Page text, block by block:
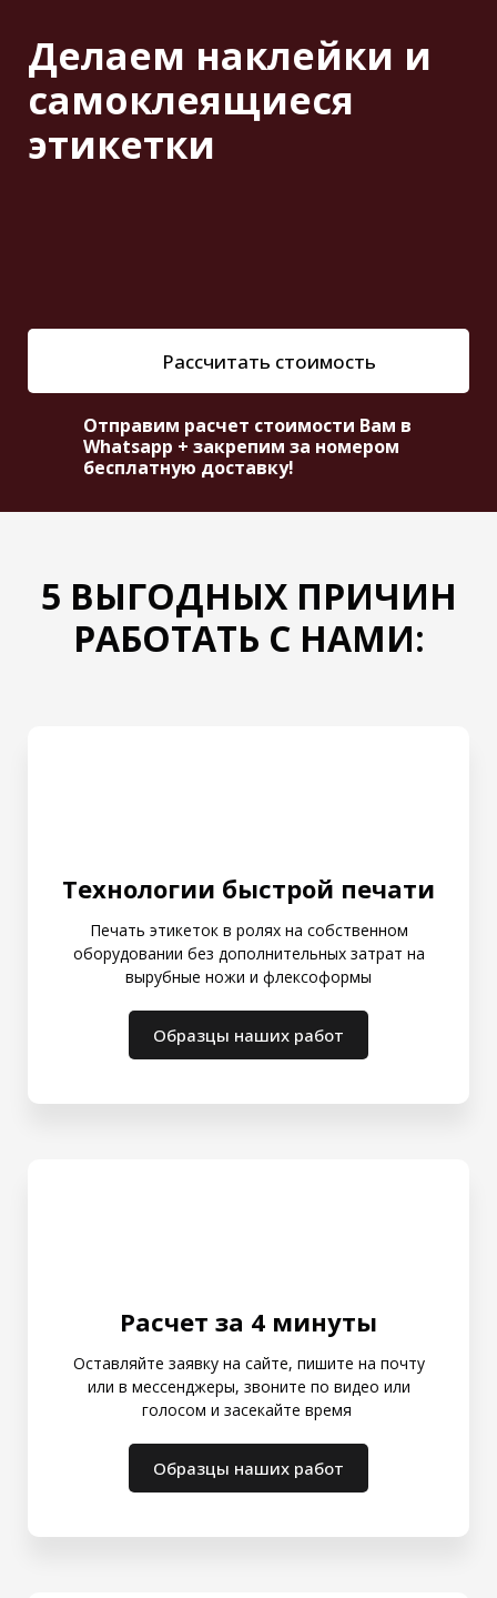
Делаем наклейки и
самоклеящиеся
этикетки
Рассчитать стоимость
Отправим расчет стоимости Вам в
Whatsapp + закрепим за номером
бесплатную доставку!
5 ВЫГОДНЫХ ПРИЧИН
РАБОТАТЬ С НАМИ:
Технологии быстрой печати
Печать этикеток в ролях на собственном
оборудовании без дополнительных затрат на
вырубные ножи и флексоформы
Образцы наших работ
Расчет за 4 минуты
Оставляйте заявку на сайте, пишите на почту
или в мессенджеры, звоните по видео или
голосом и засекайте время
Образцы наших работ